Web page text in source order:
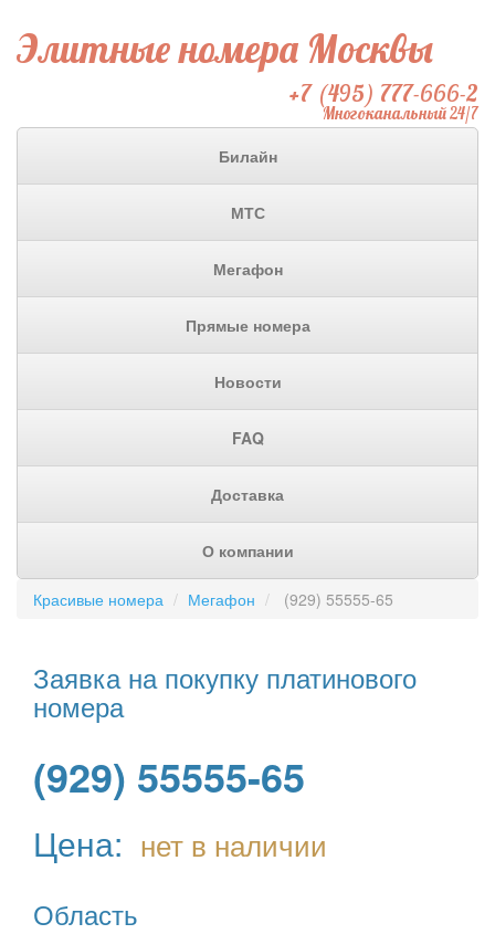
Элитные номера Москвы
+7 (495) 777-666-2
Многоканальный 24/7
Билайн
МТС
Мегафон
Прямые номера
Новости
FAQ
Доставка
О компании
Красивые номера Мегафон (929) 55555-65
Заявка на покупку платинового
номера
(929) 55555-65
Цена: нет в наличии
Область